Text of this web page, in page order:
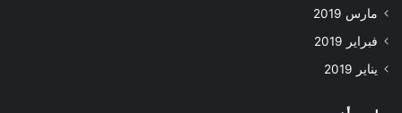
مارس 2019
فبراير 2019
يناير 2019